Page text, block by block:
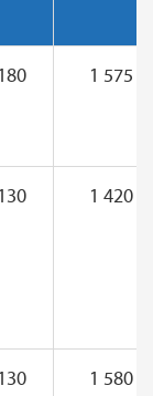
180 1 575
130 1 420
130 1 580